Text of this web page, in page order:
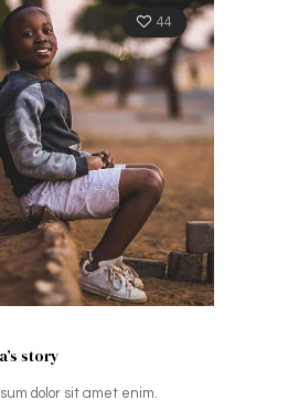
44
story
dolor sit amet enim.